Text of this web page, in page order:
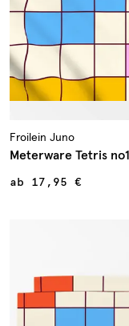
Froilein Juno
Meterware Tetris no1
ab 17,95 €